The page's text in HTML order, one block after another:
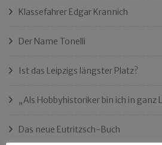
Klassefahrer Edgar Krannich
Der Name Tonelli
Ist das Leipzigs längster Platz?
„Als Hobbyhistoriker bin ich in ganz
Das neue Eutritzsch-Buch